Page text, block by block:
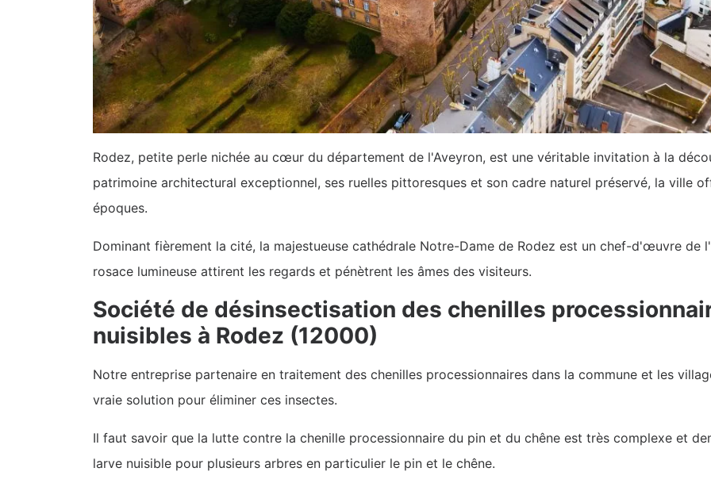
Rodez, petite perle nichée au cœur du département de l'Aveyron, est une véritable invitation à la
patrimoine architectural exceptionnel, ses ruelles pittoresques et son cadre naturel préservé, la ville
époques.
Dominant fièrement la cité, la majestueuse cathédrale Notre-Dame de Rodez est un chef-d'œuvre de
rosace lumineuse attirent les regards et pénètrent les âmes des visiteurs.
Société de désinsectisation des chenilles
nuisibles à Rodez (12000)
Notre entreprise partenaire en traitement des chenilles processionnaires dans la commune et les
vraie solution pour éliminer ces insectes.
Il faut savoir que la lutte contre la chenille processionnaire du pin et du chêne est très complexe et
larve nuisible pour plusieurs arbres en particulier le pin et le chêne.